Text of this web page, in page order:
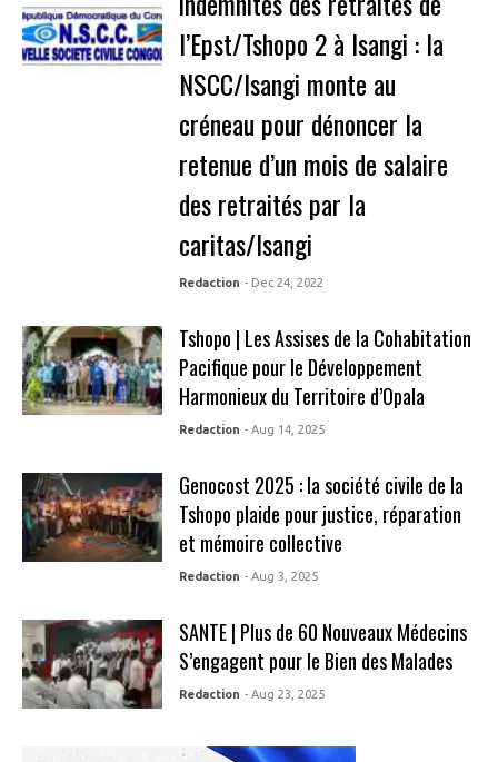
l’Epst/Tshopo 2 à Isangi : la
NSCC/Isangi monte au
créneau pour dénoncer la
retenue d’un mois de salaire
des retraités par la
caritas/Isangi
Redaction - Dec 24, 2022
Tshopo | Les Assises de la Cohabitation
Pacifique pour le Développement
Harmonieux du Territoire d’Opala
Redaction - Aug 14, 2025
Genocost 2025 : la société civile de la
Tshopo plaide pour justice, réparation
et mémoire collective
Redaction - Aug 3, 2025
SANTE | Plus de 60 Nouveaux Médecins
S’engagent pour le Bien des Malades
Redaction - Aug 23, 2025